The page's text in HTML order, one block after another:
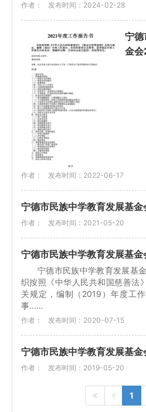
作者： 发布时间：2024-02-28
宁德
金
作者： 发布时间：2022-06-17
宁德市民族中学教育发展基
作者： 发布时间：2021-05-20
宁德市民族中学教育发展基
宁德市民族中学教育发展基
织按照《中华人民共和国慈善法
关规定，编制（2019）年度工
事...…
作者： 发布时间：2020-07-15
宁德市民族中学教育发展基
作者： 发布时间：2019-05-20
1